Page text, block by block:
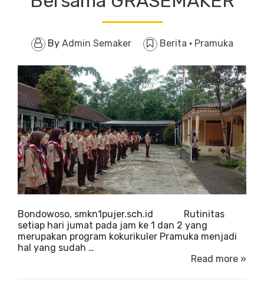
By Admin Semaker Berita · Pramuka
Bondowoso, smkn1pujer.sch.id Rutinitas
setiap hari jumat pada jam ke 1 dan 2 yang
merupakan program kokurikuler Pramuka menjadi
hal yang sudah …
Read more »